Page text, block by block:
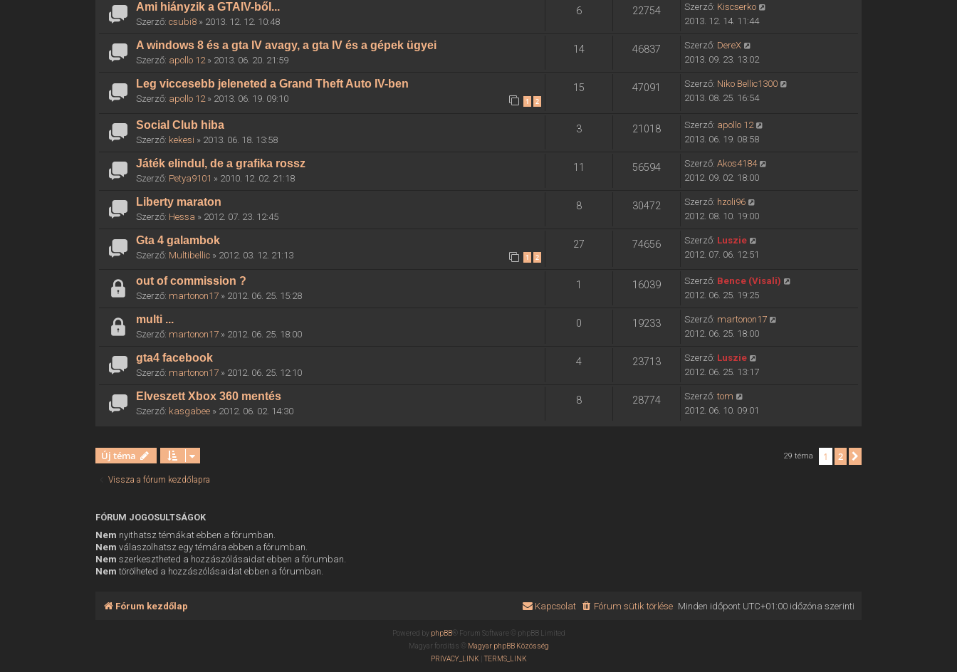
Ami hiányzik a GTAIV-ből...
Szerző:csubi8 » 2013. 12. 12. 10:48
6 22754 Szerző: Kiscserko
2013. 12. 14. 11:44
A windows 8 és a gta IV avagy, a gta IV és a gépek ügyei
Szerző: apollo 12» 2013. 06. 20. 21:59
14 46837 Szerző: DereX
2013. 09. 23. 13:02
Leg viccesebb jeleneted a Grand Theft Auto IV-ben
Szerző: apollo 12» 2013. 06. 19. 09:10 1 2
15 47091 Szerző: Niko Bellic1300
2013. 08. 25. 16:54
Social Club hiba
Szerző: kekesi » 2013. 06. 18. 13:58
3 21018 Szerző: apollo 12
2013. 06. 19. 08:58
Játék elindul, de a grafika rossz
Szerző: Petya9101 » 2010. 12. 02. 21:18
11 56594 Szerző: Akos4184
2012. 09. 02. 18:00
Liberty maraton
Szerző: Hessa » 2012. 07. 23. 12:45
8 30472 Szerző: hzoli96
2012. 08. 10. 19:00
Gta 4 galambok
Szerző: Multibellic » 2012. 03. 12. 21:13 1 2
27 74656 Szerző: Luszie
2012. 07. 06. 12:51
out of commission ?
Szerző: martonon17 » 2012. 06. 25. 15:28
1 16039 Szerző: Bence (Visali)
2012. 06. 25. 19:25
multi ...
Szerző: martonon17 » 2012. 06. 25. 18:00
0 19233 Szerző: martonon17
2012. 06. 25. 18:00
gta4 facebook
Szerző: martonon17 » 2012. 06. 25. 12:10
4 23713 Szerző: Luszie
2012. 06. 25. 13:17
Elveszett Xbox 360 mentés
Szerző: kasgabee » 2012. 06. 02. 14:30
8 28774 Szerző: tom
2012. 06. 10. 09:01
Új téma 29 téma 1 2
Vissza a fórum kezdőlapra
FÓRUM JOGOSULTSÁGOK
Nem nyithatsz témákat ebben a fórumban.
Nem válaszolhatsz egy témára ebben a fórumban.
Nem szerkesztheted a hozzászólásaidat ebben a fórumban.
Nem törölheted a hozzászólásaidat ebben a fórumban.
Fórum kezdőlap Minden időpont UTC+01:00időzóna szerinti
Fórum sütik törlése
Kapcsolat
Powered by phpBB® Forum Software © phpBB Limited
Magyar fordítás © Magyar phpBB Közösség
PRIVACY_LINK |TERMS_LINK